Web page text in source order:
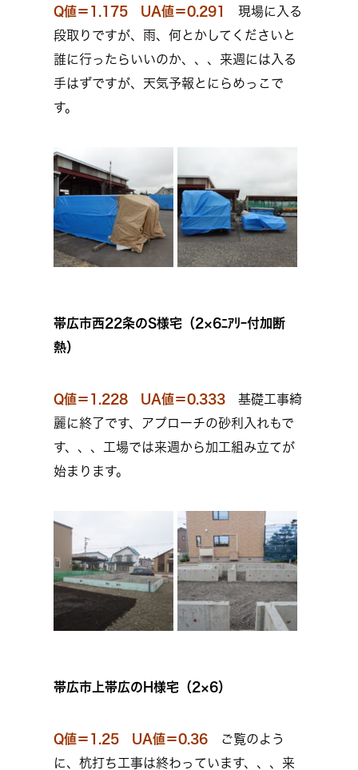
Q値＝1.175 UA値＝0.291
現場に入る
段取りですが、雨、何とかしてくださいと
誰に行ったらいいのか、、、来週には入る
手はずですが、天気予報とにらめっこで
す。
帯広市西22条のS様宅（2×6ﾆｱﾘｰ付加断
熱）
Q値＝1.228 UA値＝0.333
基礎工事綺
麗に終了です、アプローチの砂利入れもで
す、、、工場では来週から加工組み立てが
始まります。
帯広市上帯広のH様宅（2×6）
Q値＝1.25 UA値＝0.36
ご覧のよう
に、杭打ち工事は終わっています、、、来